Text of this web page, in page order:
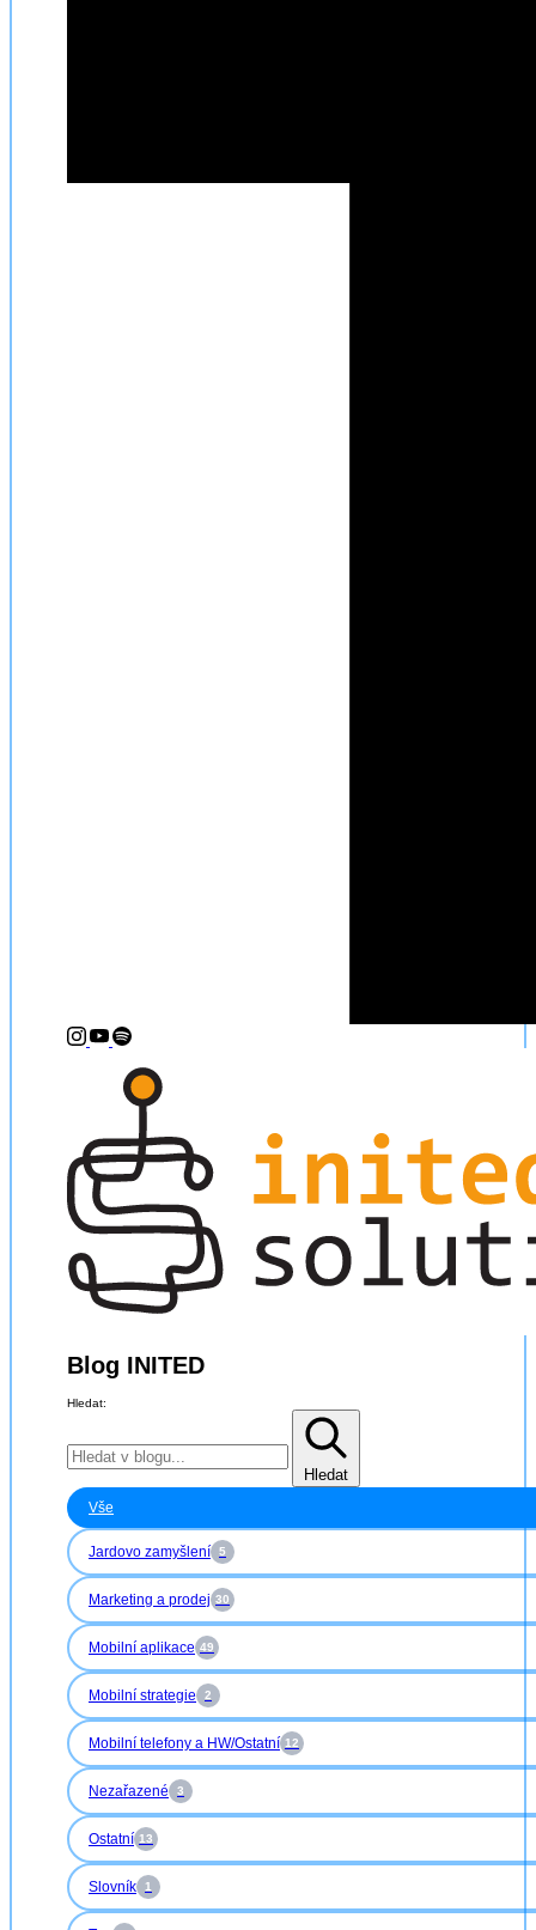
Blog INITED
Hledat:
Hledat
Vše
Jardovo zamyšlení 5
Marketing a prodej 30
Mobilní aplikace 49
Mobilní strategie 2
Mobilní telefony a HW/Ostatní 12
Nezařazené 3
Ostatní 13
Slovník 1